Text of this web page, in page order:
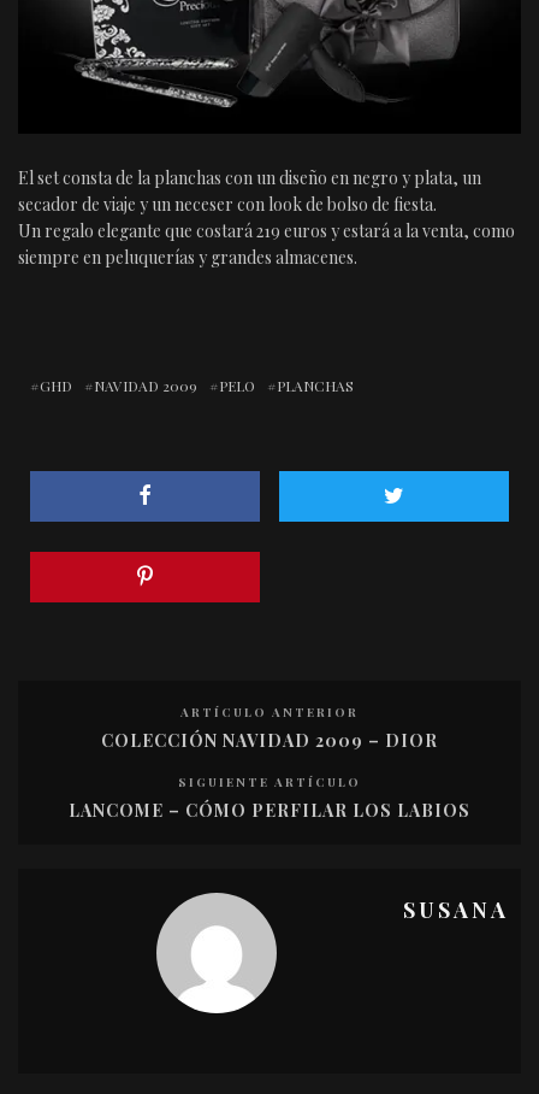
El set consta de la planchas con un diseño en negro y plata, un
secador de viaje y un neceser con look de bolso de fiesta.
Un regalo elegante que costará 219 euros y estará a la venta, como
siempre en peluquerías y grandes almacenes.
GHD NAVIDAD 2009 PELO PLANCHAS
ARTÍCULO ANTERIOR
COLECCIÓN NAVIDAD 2009 – DIOR
SIGUIENTE ARTÍCULO
LANCOME – CÓMO PERFILAR LOS LABIOS
SUSANA